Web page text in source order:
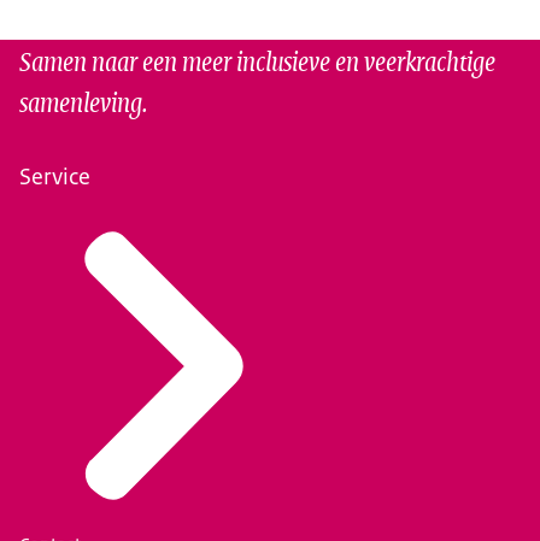
Samen naar een meer inclusieve en veerkrachtige
samenleving.
Service